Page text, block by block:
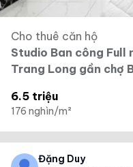
Cho thuê căn hộ
Studio Ban công Full
Trang Long gần chợ
6.5 triệu
176 nghìn/m²
Đặng Duy